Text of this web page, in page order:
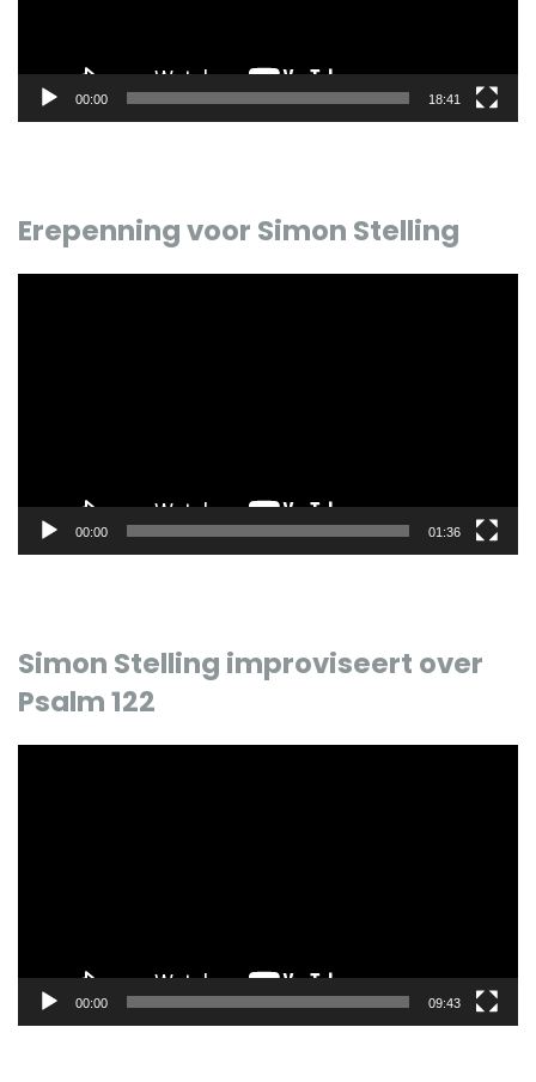
00:00 18:41
Erepenning voor Simon Stelling
00:00 01:36
Simon Stelling improviseert over
Psalm 122
00:00 09:43